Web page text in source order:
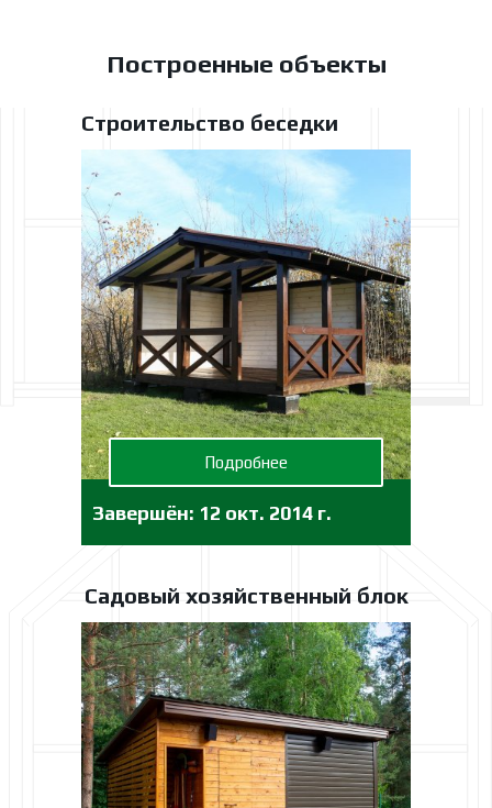
Построенные объекты
Садовый хозяйственный блок
Строительство беседки
Завершён: 12 окт. 2014 г.
Подробнее